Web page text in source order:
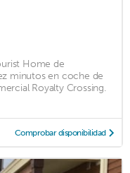
Home de
minutos en coche de
Royalty Crossing.
Comprobar disponibilidad